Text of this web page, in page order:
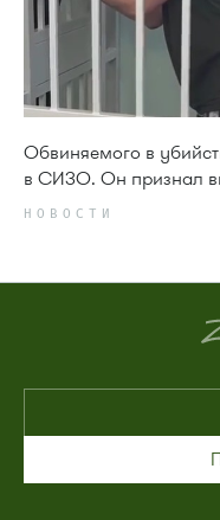
Обвиняемого в
в СИЗО. Он признал
НОВОСТИ